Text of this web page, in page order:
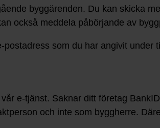
byggärenden. Du kan skicka
också meddela påbörjande av
som du har angivit under
e-tjänst. Saknar ditt företag
och inte som byggherre.